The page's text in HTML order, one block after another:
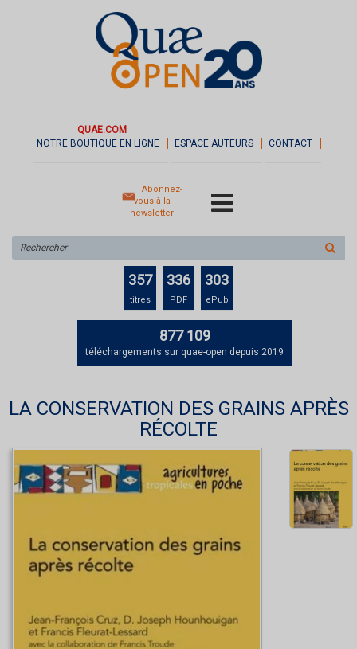
QUAE.COM
NOTRE BOUTIQUE EN LIGNE
ESPACE AUTEURS CONTACT
Abonnez-
vous à la
newsletter
sur
le
357
titres
336
PDF
303
ePub
877 109
téléchargements sur quae-open depuis 2019
LA CONSERVATION DES GRAINS APRÈS
RÉCOLTE